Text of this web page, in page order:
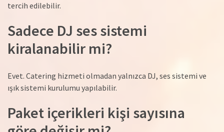
tercih edilebilir.
Sadece DJ ses sistemi
kiralanabilir mi?
Evet. Catering hizmeti olmadan yalnızca DJ, ses sistemi ve
ışık sistemi kurulumu yapılabilir.
Paket içerikleri kişi sayısına